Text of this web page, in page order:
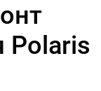
Polaris